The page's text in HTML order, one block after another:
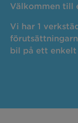
Välkommen till
Vi har 1
bil på ett